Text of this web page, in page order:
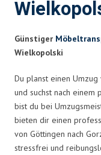
Günstiger
Wielkopolski
Du planst einen
und suchst nach einem
bist du bei
bieten dir einen
von Göttingen nach
stressfrei und